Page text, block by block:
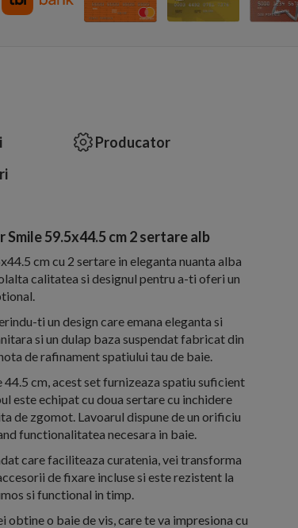
Producator
59.5x44.5 cm 2 sertare alb
cm cu 2 sertare in eleganta nuanta alba
calitatea si designul pentru a-ti oferi un
ti un design care emana eleganta si
si un dulap baza suspendat fabricat din
de rafinament spatiului tau de baie.
44.5 cm, acest set furnizeaza spatiu suficient
este echipat cu doua sertare cu inchidere
de zgomot. Lavoarul dispune de un orificiu
functionalitatea necesara in baie.
care faciliteaza curatenia, vei transforma
de fixare incluse si este rezistent la
si functional in timp.
o baie de vis, care te va impresiona cu